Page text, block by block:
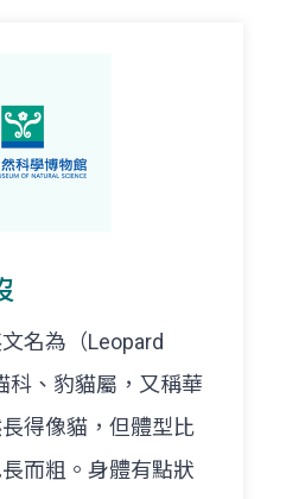
名為（Leopard
科、豹貓屬，又稱華
得像貓，但體型比
而粗。身體有點狀